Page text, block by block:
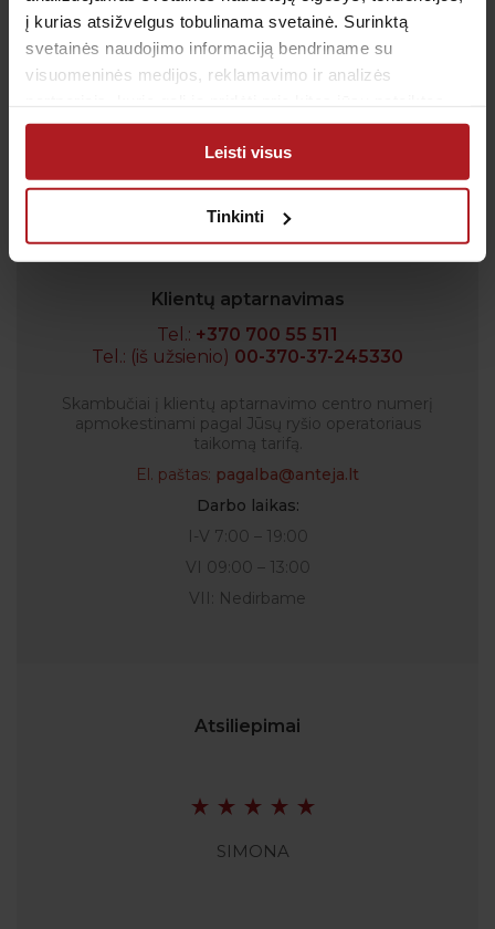
į kurias atsižvelgus tobulinama svetainė. Surinktą
svetainės naudojimo informaciją bendriname su
visuomeninės medijos, reklamavimo ir analizės
arba naudojant paslaugas surinktos informacijos.
Leisti visus
Tinkinti
geriausių pasiūlymų bei akcijų.
Sutinku suprivatumo politika
Klientų aptarnavimas
Tel.: +370 700 55 511
Tel.: (iš užsienio) 00-370-37-245330
Skambučiai į klientų aptarnavimo centro numerį
apmokestinami pagal Jūsų ryšio operatoriaus
taikomą tarifą.
El. paštas: pagalba@anteja.lt
Darbo laikas:
I-V 7:00 – 19:00
VI 09:00 – 13:00
VII: Nedirbame
Atsiliepimai
SIMONA